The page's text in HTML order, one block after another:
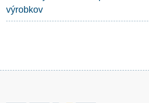
výrobkov